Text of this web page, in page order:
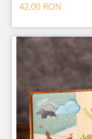
42,00 RON